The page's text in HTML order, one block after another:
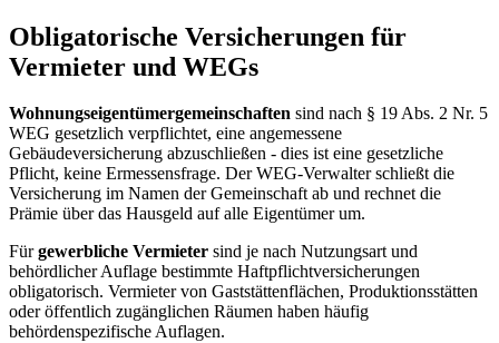
Obligatorische Versicherungen für
Vermieter und WEGs
Wohnungseigentümergemeinschaften sind nach § 19 Abs. 2 Nr. 5
WEG gesetzlich verpflichtet, eine angemessene
Gebäudeversicherung abzuschließen - dies ist eine gesetzliche
Pflicht, keine Ermessensfrage. Der WEG-Verwalter schließt die
Versicherung im Namen der Gemeinschaft ab und rechnet die
Prämie über das Hausgeld auf alle Eigentümer um.
Fürgewerbliche Vermieter sind je nach Nutzungsart und
behördlicher Auflage bestimmte Haftpflichtversicherungen
obligatorisch. Vermieter von Gaststättenflächen, Produktionsstätten
oder öffentlich zugänglichen Räumen haben häufig
behördenspezifische Auflagen.